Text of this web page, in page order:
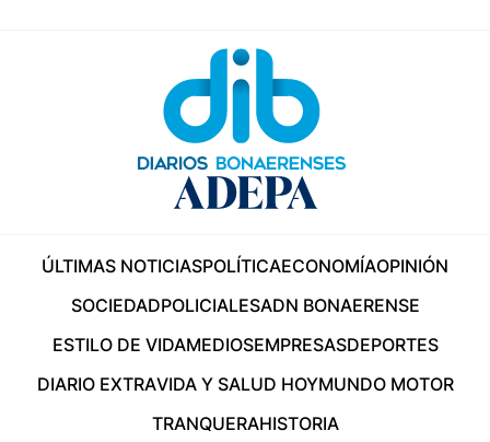
ÚLTIMAS NOTICIASPOLÍTICAECONOMÍAOPINIÓN
SOCIEDADPOLICIALESADN BONAERENSE
ESTILO DE VIDAMEDIOSEMPRESASDEPORTES
DIARIO EXTRAVIDA Y SALUD HOYMUNDO MOTOR
TRANQUERAHISTORIA